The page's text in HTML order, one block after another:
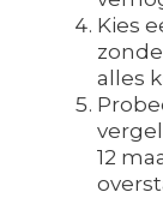
Kies
alles
12